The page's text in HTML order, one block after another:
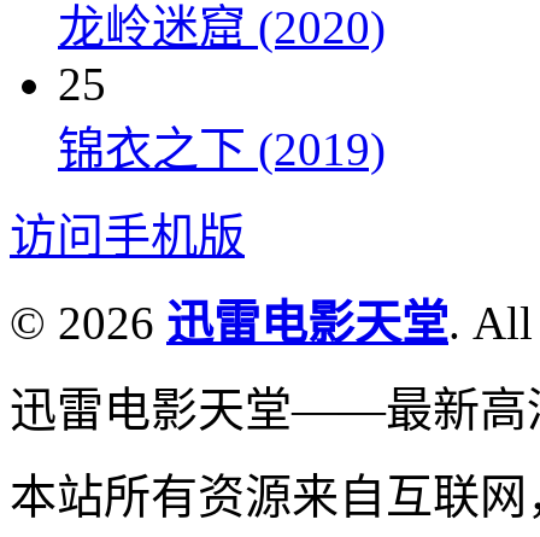
龙岭迷窟 (2020)
25
锦衣之下 (2019)
访问手机版
© 2026 迅雷电影天堂. All
迅雷电影天堂——最新高
本站所有资源来自互联